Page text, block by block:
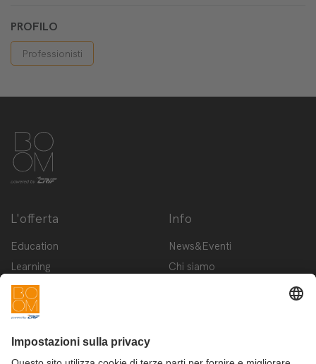
PROFILO
Professionisti
L'offerta
Education
Learning
Innovation
Startup
Info
News&Eventi
Chi siamo